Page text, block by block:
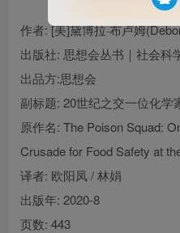
作者: [美]黛博拉·布卢姆
出版社: 思想会丛书｜社会科
出品方:思想会
副标题: 20世纪之交一位化学
原作名: The Poison Squad:
Crusade for Food Safety at
译者: 欧阳凤 / 林娟
出版年: 2020-8
页数: 443